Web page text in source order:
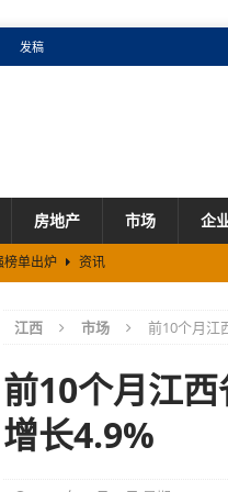
发稿
房地产 市场 企
单出炉
资讯
1200万元观影补贴
资讯
址群入选
资讯
无阻：一场为团圆奔赴的“信号救援”
江西 市场 前10个月江
前10个月江
增长4.9%